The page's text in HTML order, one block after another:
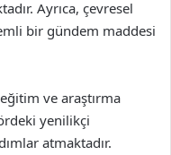
Ayrıca, çevresel
bir gündem maddesi
ve araştırma
yenilikçi
atmaktadır.